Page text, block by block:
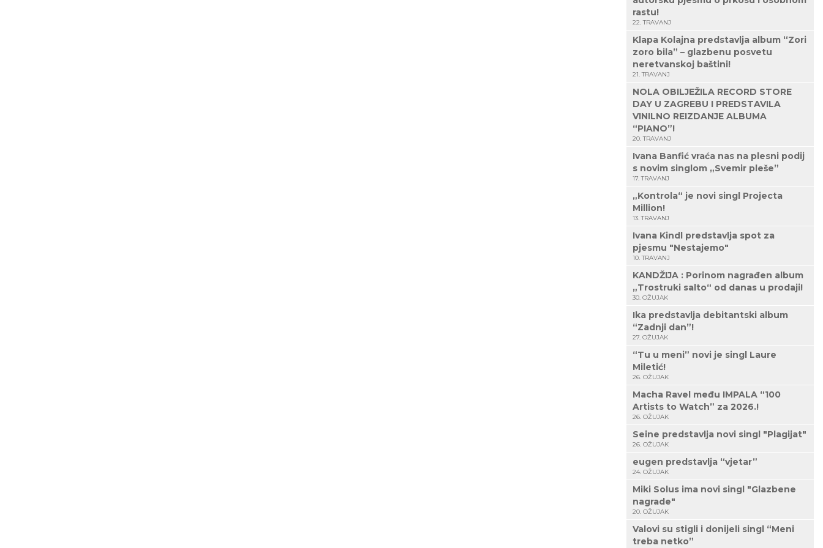
rastu!
22. TRAVANJ
Klapa Kolajna predstavlja album “Zori
zoro bila” – glazbenu posvetu
neretvanskoj baštini!
21. TRAVANJ
NOLA OBILJEŽILA RECORD STORE
DAY U ZAGREBU I PREDSTAVILA
VINILNO REIZDANJE ALBUMA
“PIANO”!
20. TRAVANJ
Ivana Banfić vraća nas na plesni podij
s novim singlom „Svemir pleše”
17. TRAVANJ
„Kontrola“ je novi singl Projecta
Million!
13. TRAVANJ
Ivana Kindl predstavlja spot za
pjesmu "Nestajemo"
10. TRAVANJ
KANDŽIJA : Porinom nagrađen album
„Trostruki salto“ od danas u prodaji!
30. OŽUJAK
Ika predstavlja debitantski album
“Zadnji dan”!
27. OŽUJAK
“Tu u meni” novi je singl Laure
Miletić!
26. OŽUJAK
Macha Ravel među IMPALA “100
Artists to Watch” za 2026.!
26. OŽUJAK
Seine predstavlja novi singl "Plagijat"
26. OŽUJAK
eugen predstavlja “vjetar”
24. OŽUJAK
Miki Solus ima novi singl "Glazbene
nagrade"
20. OŽUJAK
Valovi su stigli i donijeli singl “Meni
treba netko”